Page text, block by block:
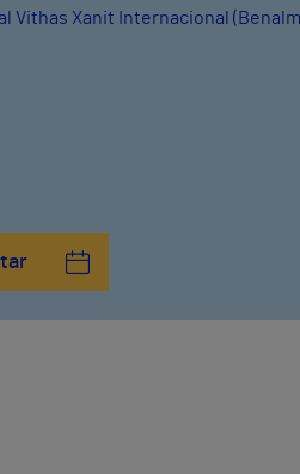
Vithas Xanit Internacional